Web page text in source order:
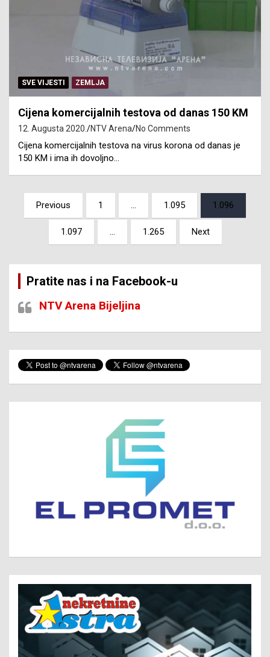
SVE VIJESTI ZEMLJA
Cijena komercijalnih testova od danas 150 KM
12. Augusta 2020. NTV Arena No Comments
Cijena komercijalnih testova na virus korona od danas je
150 KM i ima ih dovoljno…
Posts
pagination
Previous 1 … 1.095 1.096
1.097 … 1.265 Next
Pratite nas i na Facebook-u
NTV Arena Bijeljina